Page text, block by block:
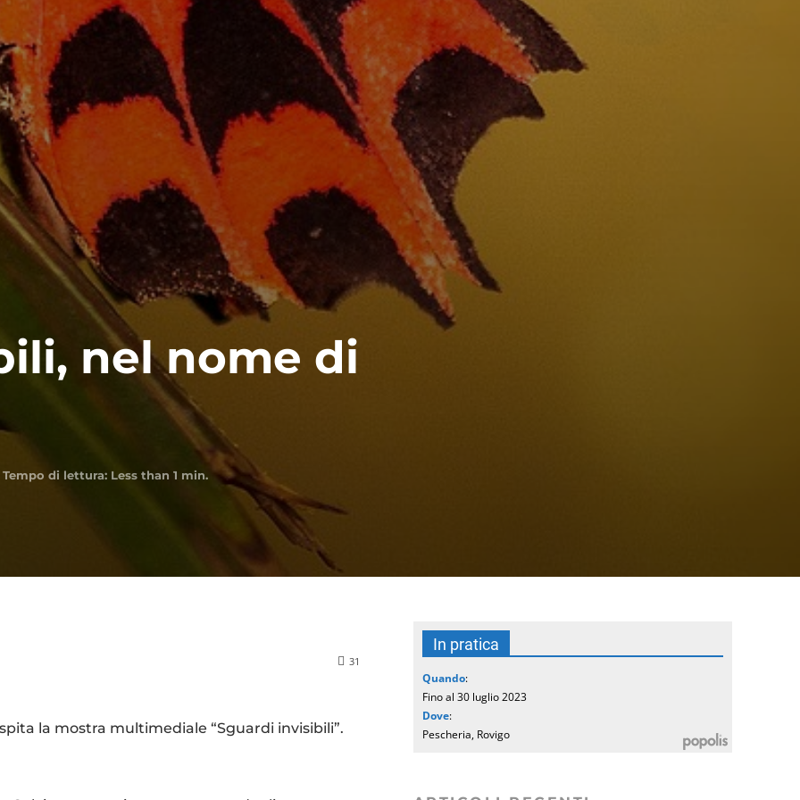
nel nome di
Tempo di lettura: Less than 1 min.
31
la mostra multimediale “Sguardi invisibili”.
In pratica
Quando:
Fino al 30 luglio 2023
Dove:
Pescheria, Rovigo